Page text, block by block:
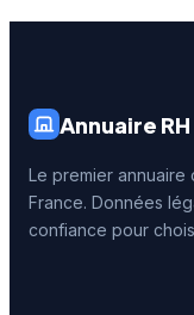
Annuaire RH
Le premier
France. Données
confiance pour